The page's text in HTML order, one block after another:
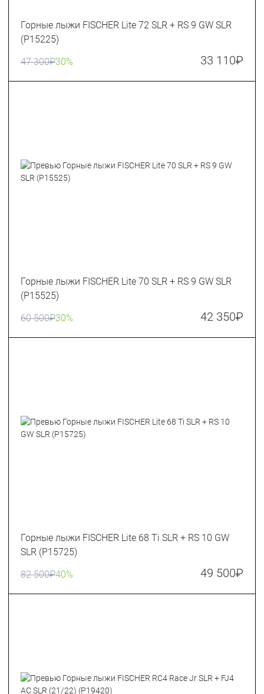
Горные лыжи FISCHER Lite 72 SLR + RS 9 GW SLR
(P15225)
47 300₽30% 33 110₽
Горные лыжи FISCHER Lite 70 SLR + RS 9 GW SLR
(P15525)
60 500₽30% 42 350₽
Горные лыжи FISCHER Lite 68 Ti SLR + RS 10 GW
SLR (P15725)
82 500₽40% 49 500₽